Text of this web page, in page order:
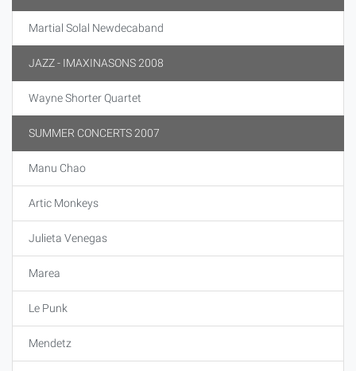
Martial Solal Newdecaband
JAZZ - IMAXINASONS 2008
Wayne Shorter Quartet
SUMMER CONCERTS 2007
Manu Chao
Artic Monkeys
Julieta Venegas
Marea
Le Punk
Mendetz